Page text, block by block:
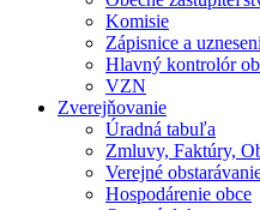
Komisie
Zápisnice a
Hlavný kontrolór
VZN
Zverejňovanie
Úradná tabuľa
Zmluvy, Faktúry,
Verejné
Hospodárenie obce